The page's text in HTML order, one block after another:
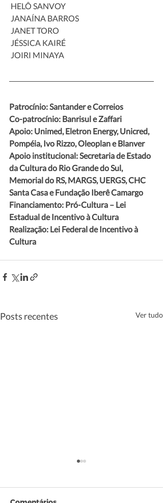
HELÔ SANVOY
JANAÍNA BARROS
JANET TORO
JÉSSICA KAIRÉ
JOIRI MINAYA
Patrocínio: Santander e Correios
Co-patrocínio: Banrisul e Zaffari
Apoio: Unimed, Eletron Energy, Unicred,
Pompéia, Ivo Rizzo, Oleoplan e Blanver
Apoio institucional: Secretaria de Estado
da Cultura do Rio Grande do Sul,
Memorial do RS, MARGS, UERGS, CHC
Santa Casa e Fundação Iberê Camargo
Financiamento: Pró-Cultura – Lei
Estadual de Incentivo à Cultura
Realização: Lei Federal de Incentivo à
Cultura
Posts recentes Ver tudo